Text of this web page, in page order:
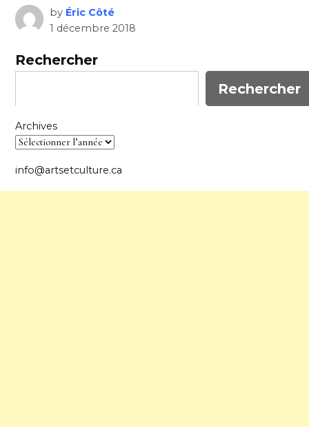
by Éric Côté
1 décembre 2018
Rechercher
Rechercher
Archives
info@artsetculture.ca